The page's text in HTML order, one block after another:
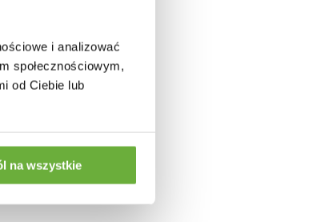
i analizować
społecznościowym,
od Ciebie lub
na wszystkie